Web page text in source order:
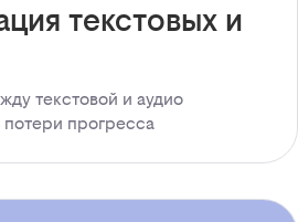
текстовых и
текстовой и аудио
прогресса